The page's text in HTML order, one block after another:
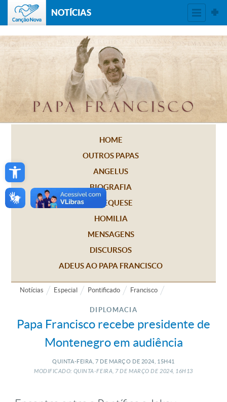
Open toolbar
NOTÍCIAS
HOME
OUTROS PAPAS
ANGELUS
BIOGRAFIA
CATEQUESE
HOMILIA
MENSAGENS
DISCURSOS
ADEUS AO PAPA FRANCISCO
Notícias Especial Pontificado Francisco
DIPLOMACIA
Papa Francisco recebe presidente de
Montenegro em audiência
QUINTA-FEIRA, 7 DE MARÇO DE 2024, 15H41
MODIFICADO: QUINTA-FEIRA, 7DEMARÇO DE 2024, 16H13